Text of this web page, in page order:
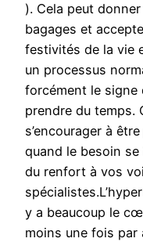
). Cela peut
bagages et
festivités de la vie
un processus
forcément le signe
prendre du temps.
s’encourager à
quand le besoin
du renfort à vos
y a beaucoup le
moins une fois